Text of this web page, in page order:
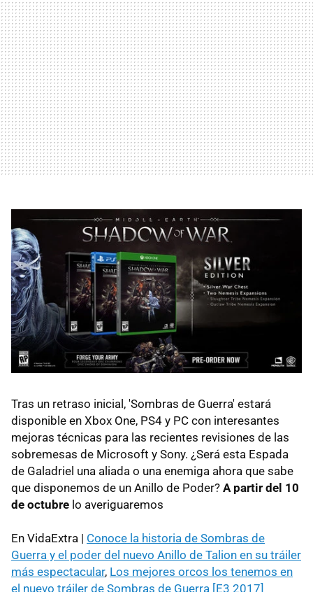
Tras un retraso inicial, 'Sombras de Guerra' estará
disponible en Xbox One, PS4 y PC con interesantes
mejoras técnicas para las recientes revisiones de las
sobremesas de Microsoft y Sony. ¿Será esta Espada
de Galadriel una aliada o una enemiga ahora que sabe
que disponemos de un Anillo de Poder? A partir del 10
de octubre lo averiguaremos
En VidaExtra | Conoce la historia de Sombras de
Guerra y el poder del nuevo Anillo de Talion en su tráiler
más espectacular, Los mejores orcos los tenemos en
el nuevo tráiler de Sombras de Guerra [E3 2017]